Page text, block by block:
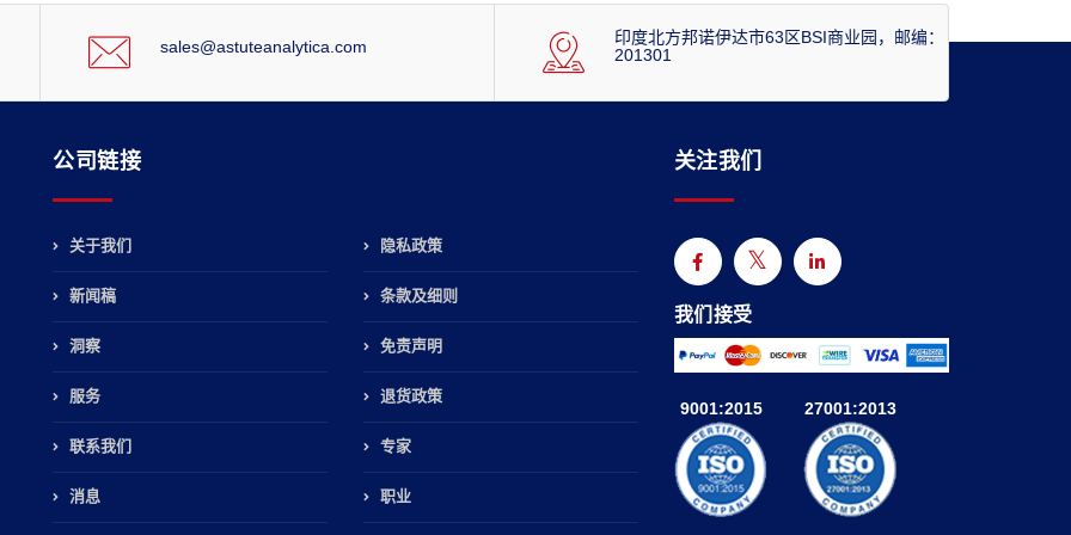
sales@astuteanalytica.com
印度北方邦诺伊达市63区BSI商业园，邮编：
201301
公司链接
关于我们
新闻稿
洞察
服务
联系我们
消息
隐私政策
条款及细则
免责声明
退货政策
专家
职业
关注我们
我们接受
9001:2015 27001:2013